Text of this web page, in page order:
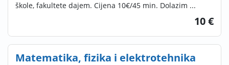
škole, fakultete dajem. Cijena 10€/45 min. Dolazim ...
10 €
Matematika, fizika i elektrotehnika